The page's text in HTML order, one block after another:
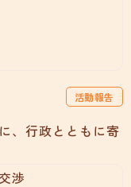
活動報告
、行政とともに寄